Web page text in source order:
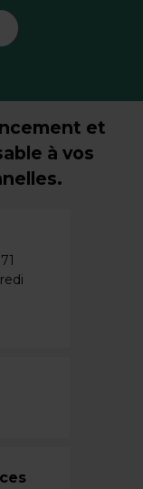
et
à vos